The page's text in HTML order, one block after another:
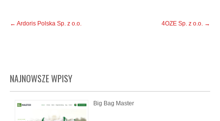
navigation
← Ardoris Polska Sp. z o.o. 4OZE Sp. z o.o. →
NAJNOWSZE WPISY
Big Bag Master